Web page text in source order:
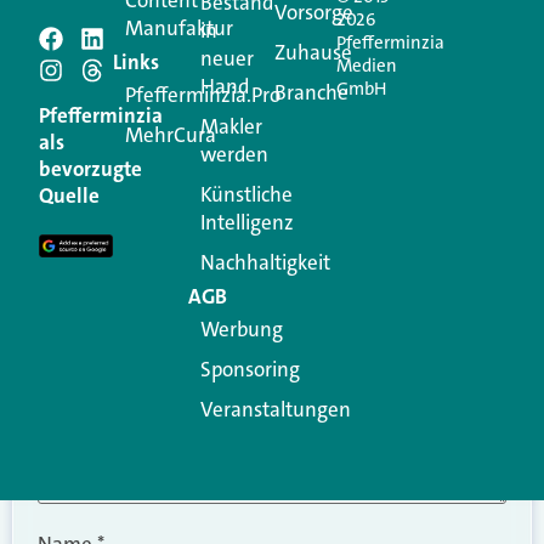
Schreiben Sie einen
Kommentar
Ihre E-Mail-Adresse wird nicht veröffentlicht.
Erforderliche Felder sind mit
Kommentar
Pfefferminzia
als
bevorzugte
Quelle
Manufaktur
Links
Pfefferminzia.Pro
MehrCura
in
neuer
Hand
Makler
werden
Künstliche
Intelligenz
Nachhaltigkeit
AGB
Werbung
Sponsoring
Veranstaltungen
Vorsorge
Zuhause
Branche
2026
Pfefferminzia
Medien
GmbH